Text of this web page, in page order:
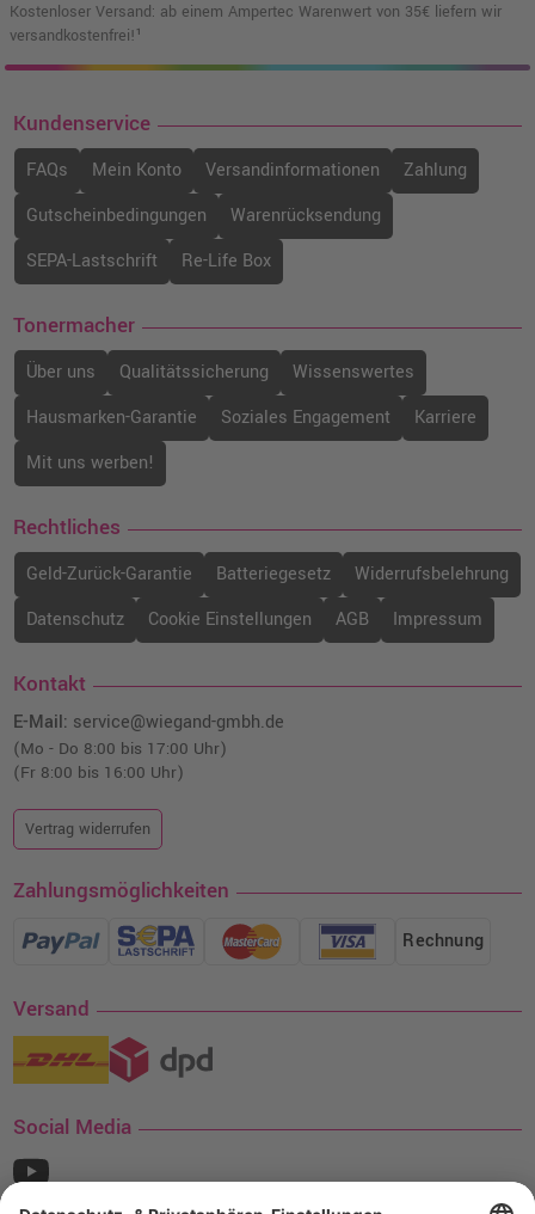
Kostenloser Versand: ab einem Ampertec Warenwert von 35€ liefern wir
versandkostenfrei!¹
Kundenservice
FAQs Mein Konto Versandinformationen
Zahlung
Gutscheinbedingungen
Warenrücksendung
SEPA-Lastschrift
Re-Life Box
Tonermacher
Über uns Qualitätssicherung
Wissenswertes
Hausmarken-Garantie
Soziales Engagement
Karriere
Mit uns werben!
Rechtliches
Geld-Zurück-Garantie Batteriegesetz
Widerrufsbelehrung
Datenschutz
Cookie Einstellungen AGB Impressum
Kontakt
E-Mail: service@wiegand-gmbh.de
(Mo - Do 8:00 bis 17:00 Uhr)
(Fr 8:00 bis 16:00 Uhr)
Vertrag widerrufen
Zahlungsmöglichkeiten
Rechnung
Versand
Social Media